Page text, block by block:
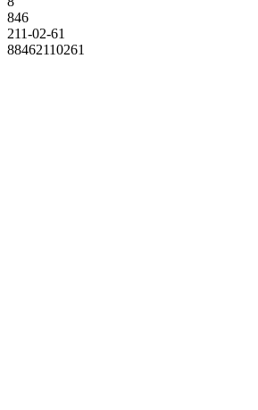
846
211-02-61
88462110261